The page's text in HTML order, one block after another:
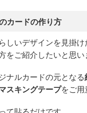
カードの作り方
しいデザインを見掛け
をご紹介したいと思い
ナルカードの元となる
スキングテープをご用